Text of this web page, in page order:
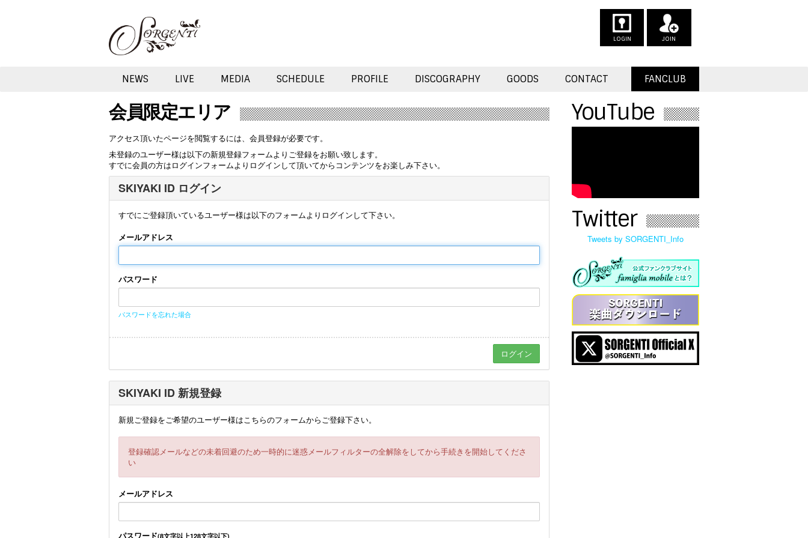
LOGIN JOIN
NEWS LIVE MEDIA SCHEDULE PROFILE DISCOGRAPHY GOODS CONTACT FANCLUB
会員限定エリア
アクセス頂いたページを閲覧するには、会員登録が必要です。
未登録のユーザー様は以下の新規登録フォームよりご登録をお願い致します。
すでに会員の方はログインフォームよりログインして頂いてからコンテンツをお楽しみ下さい。
SKIYAKI ID ログイン
すでにご登録頂いているユーザー様は以下のフォームよりログインして下さい。
メールアドレス
パスワード
パスワードを忘れた場合
SKIYAKI ID 新規登録
新規ご登録をご希望のユーザー様はこちらのフォームからご登録下さい。
登録確認メールなどの未着回避のため一時的に迷惑メールフィルターの全解除をしてから手続きを開始してくださ
い
メールアドレス
パスワード(8文字以上128文字以下)
YouTube
Twitter
Tweets by SORGENTI_Info